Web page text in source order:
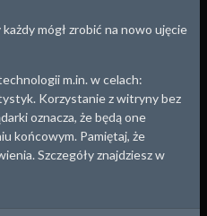
mógł zrobić na nowo ujęcie
m.in. w celach:
Korzystanie z witryny bez
oznacza, że będą one
końcowym. Pamiętaj, że
Szczegóły znajdziesz w